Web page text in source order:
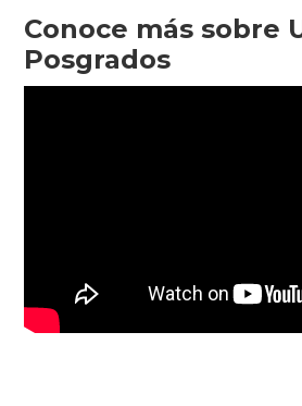
Conoce más sobre
Posgrados